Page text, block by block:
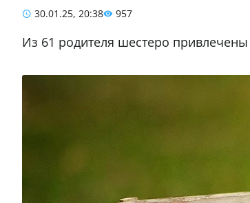
30.01.25, 20:38 957
Из 61 родителя шестеро привлечены